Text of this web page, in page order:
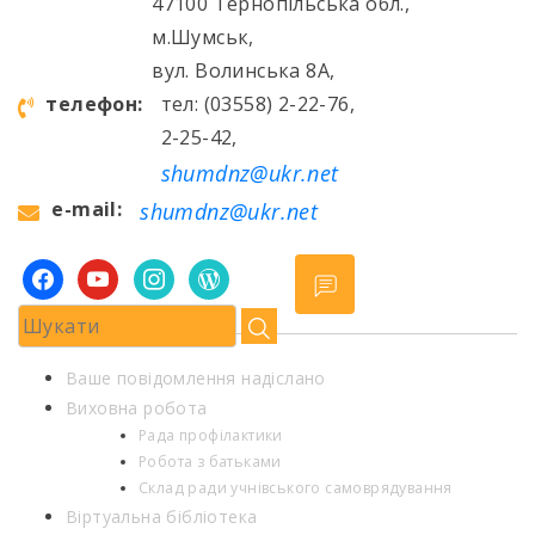
м.Шумськ,
вул. Волинська 8А,
телефон:
тел: (03558) 2-22-76,
2-25-42,
shumdnz@ukr.net
e-mail: shumdnz@ukr.net
facebookyoutubeinstagramwordpress
Ваше повідомлення надіслано
Виховна робота
Рада профілактики
Робота з батьками
Склад ради учнівського самоврядування
Віртуальна бібліотека